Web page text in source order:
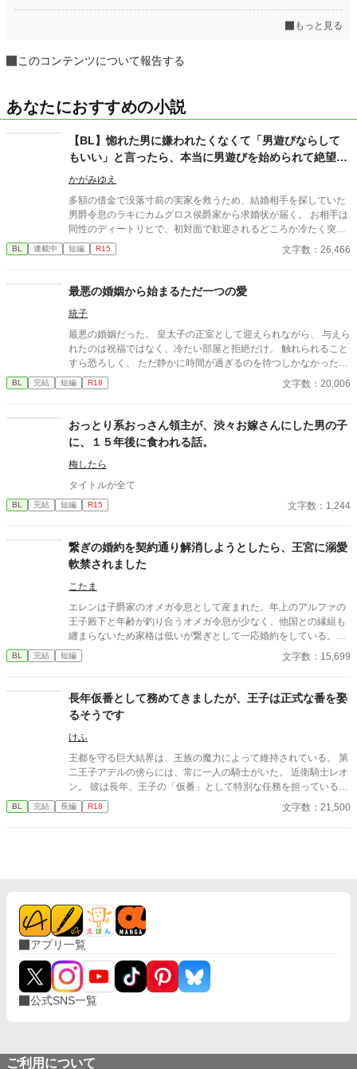
もっと見る
このコンテンツについて報告する
あなたにおすすめの小説
【BL】惚れた男に嫌われたくなくて「男遊びならして
もいい」と言ったら、本当に男遊びを始められて絶望し
ている侯爵令息の話
かがみゆえ
多額の借金で没落寸前の実家を救うため、結婚相手を探していた
男爵令息のラキにカムグロス侯爵家から求婚状が届く。 お相手は
同性のディートリヒで、初対面で歓迎されるどころか冷たく突き
放されてしまう。 『必要最低限関わるな』 『愛人を作るな』
『男遊びならしてもいい』 ディートリヒから実家の借金を完済す
め上手なラキの周りには可愛い令息が集まり、推し活状態に。 一
方、ディートリヒだけが嫉妬で胃を痛める日々。 ラキへの恋心を
BL 連載中 短編 R15 文字数：26,466
最悪の婚姻から始まるただ一つの愛
統子
最悪の婚姻だった。 皇太子の正室として迎えられながら、 与えら
れたのは祝福ではなく、冷たい部屋と拒絶だけ。 触れられること
すら恐ろしく、 ただ静かに時間が過ぎるのを待つしかなかった。
けれど—— 差し出された手は、思っていたものとは違っていた。
無理に触れない。 急がない。 ただ、こちらの様子を確かめるよう
り前になり、 言葉を交わす時間が、夜の習慣になっていた。 触れ
られるたびに怖さは消え、 代わりに残るのは、離れがたい温も
り。 これは、最悪の婚姻から始まった関係が、 やがて“ただ一
人”へと変わっていく物語。 望まれなかったはずのはじまりが、
いつしか、何よりも大切なものになるまでの—— 静かで、優し
い、溺れるような愛の記録。
BL 完結 短編 R18 文字数：20,006
おっとり系おっさん領主が、渋々お嫁さんにした男の子
に、１５年後に食われる話。
梅したら
タイトルが全て
BL 完結 短編 R15 文字数：1,244
繋ぎの婚約を契約通り解消しようとしたら、王宮に溺愛
軟禁されました
こたま
エレンは子爵家のオメガ令息として産まれた。年上のアルファの
王子殿下と年齢が釣り合うオメガ令息が少なく、他国との縁組も
纏まらないため家格は低いが繋ぎとして一応婚約をしている。王
子のことは兄のように慕っており、初恋の人ではあるけれど、契
約終了時期か王子に想い人が現れた時には解消されるものと考え
婚を承諾するまでここから出さないと王子から溢れるほどの愛を
与えられる。ハッピーエンドオメガバースBLです。
BL 完結 短編 文字数：15,699
長年仮番として務めてきましたが、王子は正式な番を娶
るそうです
けふ
王都を守る巨大結界は、王族の魔力によって維持されている。 第
二王子アデルの傍らには、常に一人の騎士がいた。 近衛騎士レオ
ン。 彼は長年、王子の「仮番」として特別な任務を担っている。
しかし王子は、他国の王女との正式な番契約が決まってしまっ
た。 仮番の役目は、そこで終わるはずだった。 だが結界塔で行わ
BL 完結 長編 R18 文字数：21,500
アプリ一覧
公式SNS一覧
ご利用について